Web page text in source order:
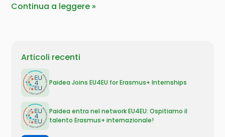
Continua a leggere
Articoli recenti
Paidea Joins EU4EU for Erasmus+ Internships
Paidea entra nel network EU4EU: Ospitiamo il
talento Erasmus+ internazionale!